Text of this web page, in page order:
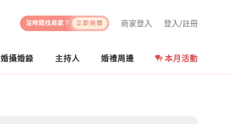
登入/註冊
商家登入
沒時間找商家？ 立即詢價
婚攝婚錄 主持人 婚禮周邊 本月活動